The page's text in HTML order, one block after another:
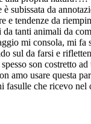
subissata da
e tendenze da
tanti animali da
mi consola, mi fa
sul da farsi e
son costretto ad
amo usare questa
fasulle che ricevo